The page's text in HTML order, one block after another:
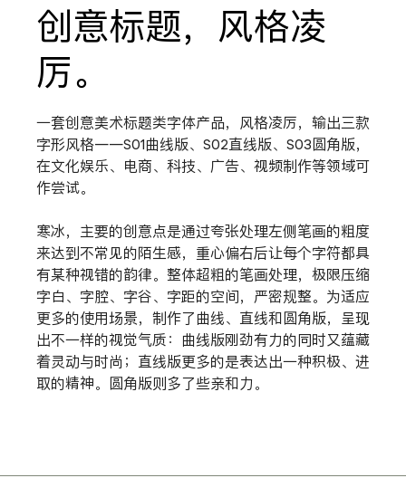
创意标题，风格凌
厉。
一套创意美术标题类字体产品，风格凌厉，输出三款
字形风格——S01曲线版、S02直线版、S03圆角版，
在文化娱乐、电商、科技、广告、视频制作等领域可
作尝试。
寒冰，主要的创意点是通过夸张处理左侧笔画的粗度
来达到不常见的陌生感，重心偏右后让每个字符都具
有某种视错的韵律。整体超粗的笔画处理，极限压缩
字白、字腔、字谷、字距的空间，严密规整。为适应
更多的使用场景，制作了曲线、直线和圆角版，呈现
出不一样的视觉气质：曲线版刚劲有力的同时又蕴藏
着灵动与时尚；直线版更多的是表达出一种积极、进
取的精神。圆角版则多了些亲和力。